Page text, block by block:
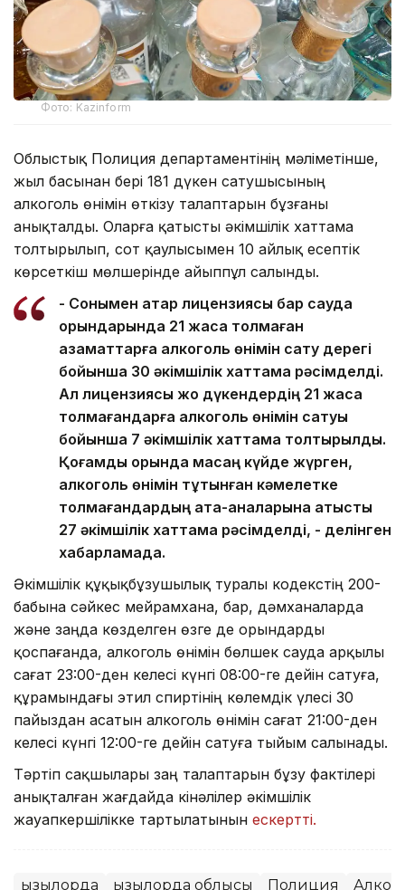
Фото: Kazinform
Облыстық Полиция департаментінің мәліметінше,
жыл басынан бері 181 дүкен сатушысының
алкоголь өнімін өткізу талаптарын бұзғаны
анықталды. Оларға қатысты әкімшілік хаттама
толтырылып, сот қаулысымен 10 айлық есептік
көрсеткіш мөлшерінде айыппұл салынды.
- Сонымен қатар лицензиясы бар сауда
орындарында 21 жасқа толмаған
азаматтарға алкоголь өнімін сату дерегі
бойынша 30 әкімшілік хаттама рәсімделді.
Ал лицензиясы жоқ дүкендердің 21 жасқа
толмағандарға алкоголь өнімін сатуы
бойынша 7 әкімшілік хаттама толтырылды.
Қоғамдық орында масаң күйде жүрген,
алкоголь өнімін тұтынған кәмелетке
толмағандардың ата-аналарына қатысты
27 әкімшілік хаттама рәсімделді, - делінген
хабарламада.
Әкімшілік құқықбұзушылық туралы кодекстің 200-
бабына сәйкес мейрамхана, бар, дәмханаларда
және заңда көзделген өзге де орындарды
қоспағанда, алкоголь өнімін бөлшек сауда арқылы
сағат 23:00-ден келесі күнгі 08:00-ге дейін сатуға,
құрамындағы этил спиртінің көлемдік үлесі 30
пайыздан асатын алкоголь өнімін сағат 21:00-ден
келесі күнгі 12:00-ге дейін сатуға тыйым салынады.
Тәртіп сақшылары заң талаптарын бұзу фактілері
анықталған жағдайда кінәлілер әкімшілік
жауапкершілікке тартылатынын ескертті.
Қызылорда Қызылорда облысы Полиция